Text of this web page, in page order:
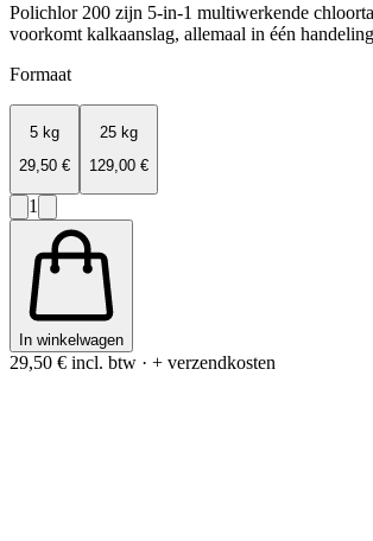
Polichlor 200 zijn 5-in-1 multiwerkende
voorkomt kalkaanslag, allemaal in één
Formaat
5 kg
29,50 €
25 kg
129,00 €
1
In winkelwagen
29,50 € incl. btw · + verzendkosten